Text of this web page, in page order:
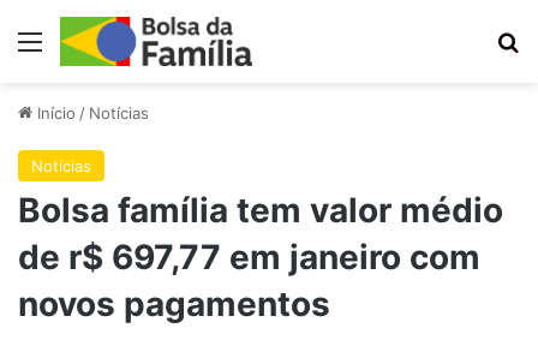
Menu
Início / Notícias
Notícias
Bolsa família tem valor médio
de r$ 697,77 em janeiro com
novos pagamentos